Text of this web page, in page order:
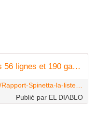
Rapport Spinetta : la liste des 56 lignes et 190 gares menacées de suppression
Publié par EL DIABLO